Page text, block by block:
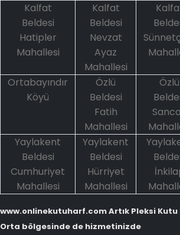
Kalfat
Beldesi
Hatipler
Mahallesi
Kalfat
Beldesi
Nevzat
Ayaz
Mahallesi
Ortabayındır
Köyü
Özlü
Beldesi
Fatih
Mahallesi
Özlü
Yaylakent
Beldesi
Cumhuriyet
Mahallesi
Yaylakent
Beldesi
Hürriyet
Mahallesi
www.onlinekutuharf.com Artık Pleksi
Orta bölgesinde de hizmetinizde